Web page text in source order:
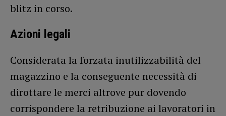
blitz in corso.
Azioni legali
Considerata la forzata inutilizzabilità del
magazzino e la conseguente necessità di
dirottare le merci altrove pur dovendo
corrispondere la retribuzione ai lavoratori in